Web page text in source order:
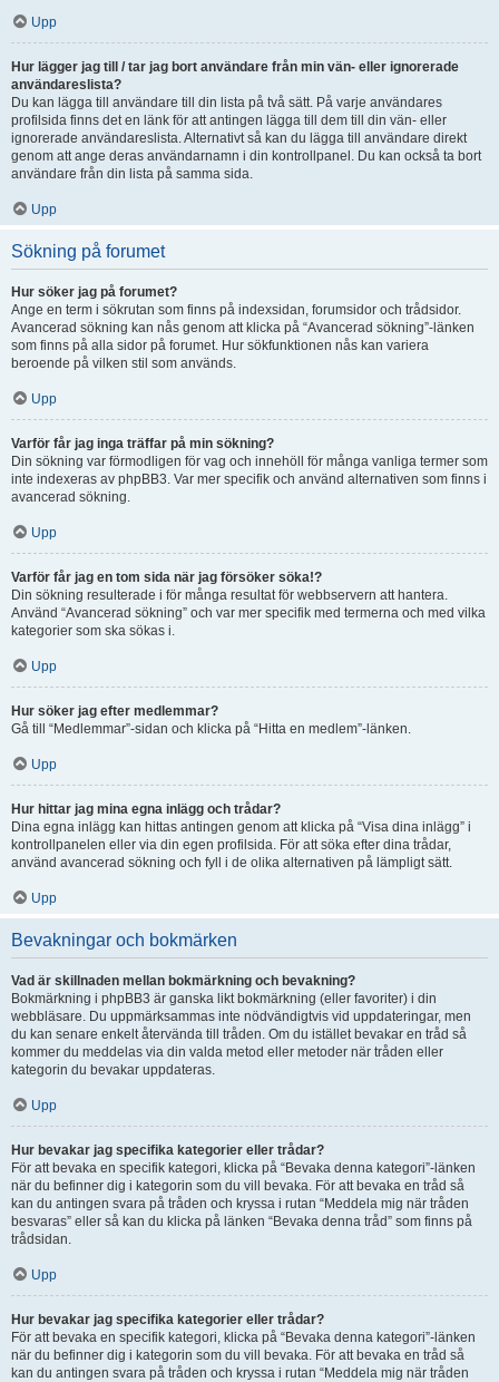
Upp
Hur lägger jag till / tar jag bort användare från min vän- eller ignorerade
användareslista?
Du kan lägga till användare till din lista på två sätt. På varje användares
profilsida finns det en länk för att antingen lägga till dem till din vän- eller
ignorerade användareslista. Alternativt så kan du lägga till användare direkt
genom att ange deras användarnamn i din kontrollpanel. Du kan också ta bort
användare från din lista på samma sida.
Upp
Sökning på forumet
Hur söker jag på forumet?
Ange en term i sökrutan som finns på indexsidan, forumsidor och trådsidor.
Avancerad sökning kan nås genom att klicka på “Avancerad sökning”-länken
som finns på alla sidor på forumet. Hur sökfunktionen nås kan variera
beroende på vilken stil som används.
Upp
Varför får jag inga träffar på min sökning?
Din sökning var förmodligen för vag och innehöll för många vanliga termer som
inte indexeras av phpBB3. Var mer specifik och använd alternativen som finns i
avancerad sökning.
Upp
Varför får jag en tom sida när jag försöker söka!?
Din sökning resulterade i för många resultat för webbservern att hantera.
Använd “Avancerad sökning” och var mer specifik med termerna och med vilka
kategorier som ska sökas i.
Upp
Hur söker jag efter medlemmar?
Gå till “Medlemmar”-sidan och klicka på “Hitta en medlem”-länken.
Upp
Hur hittar jag mina egna inlägg och trådar?
Dina egna inlägg kan hittas antingen genom att klicka på “Visa dina inlägg” i
kontrollpanelen eller via din egen profilsida. För att söka efter dina trådar,
använd avancerad sökning och fyll i de olika alternativen på lämpligt sätt.
Upp
Bevakningar och bokmärken
Vad är skillnaden mellan bokmärkning och bevakning?
Bokmärkning i phpBB3 är ganska likt bokmärkning (eller favoriter) i din
webbläsare. Du uppmärksammas inte nödvändigtvis vid uppdateringar, men
du kan senare enkelt återvända till tråden. Om du istället bevakar en tråd så
kommer du meddelas via din valda metod eller metoder när tråden eller
kategorin du bevakar uppdateras.
Upp
Hur bevakar jag specifika kategorier eller trådar?
För att bevaka en specifik kategori, klicka på “Bevaka denna kategori”-länken
när du befinner dig i kategorin som du vill bevaka. För att bevaka en tråd så
kan du antingen svara på tråden och kryssa i rutan “Meddela mig när tråden
besvaras” eller så kan du klicka på länken “Bevaka denna tråd” som finns på
trådsidan.
Upp
Hur bevakar jag specifika kategorier eller trådar?
För att bevaka en specifik kategori, klicka på “Bevaka denna kategori”-länken
när du befinner dig i kategorin som du vill bevaka. För att bevaka en tråd så
kan du antingen svara på tråden och kryssa i rutan “Meddela mig när tråden